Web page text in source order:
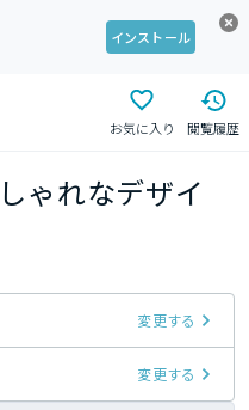
インストール
お気に入り 閲覧履歴
ゃれなデザイ
変更する
変更する